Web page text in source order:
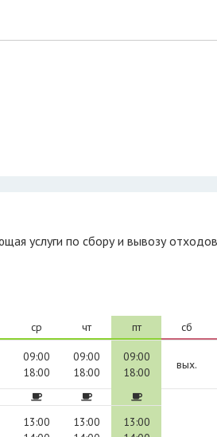
ср
09:00
18:00
13:00
чт
09:00
18:00
13:00
пт
09:00
18:00
13:00
сб
вых.